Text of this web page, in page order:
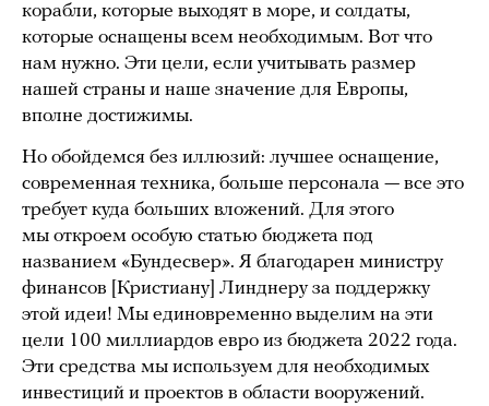
корабли, которые выходят в море, и солдаты,
которые оснащены всем необходимым. Вот что
нам нужно. Эти цели, если учитывать размер
нашей страны и наше значение для Европы,
вполне достижимы.
Но обойдемся без иллюзий: лучшее оснащение,
современная техника, больше персонала — все это
требует куда больших вложений. Для этого
мы откроем особую статью бюджета под
названием «Бундесвер». Я благодарен министру
финансов [Кристиану] Линднеру за поддержку
этой идеи! Мы единовременно выделим на эти
цели 100 миллиардов евро из бюджета 2022 года.
Эти средства мы используем для необходимых
инвестиций и проектов в области вооружений.